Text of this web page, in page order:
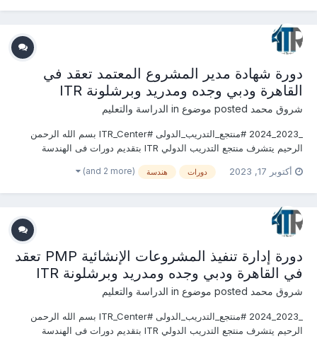
دورة شهادة مدير المشروع المعتمد تعقد في
القاهرة ودبي وجده ومدريد وبرشلونة ITR
شروق محمد الدراسة والتعليم
_2023_2024 #منتجع_التدريب_الدولى #ITR_Center بسم الله الرحمن
الرحيم يتشرف منتجع التدريب الدولي ITR بتقديم دورات فى الهندسة
يمكنكم التسجيل او الاستفسارعلى الدورة الان ............................
أكتوبر 17, 2023 دورات هندسة (and 2 more)
دورة إدارة تنفيذ المشروعات الإنشائية PMP تعقد
في القاهرة ودبي وجده ومدريد وبرشلونة ITR
شروق محمد الدراسة والتعليم
_2023_2024 #منتجع_التدريب_الدولى #ITR_Center بسم الله الرحمن
الرحيم يتشرف منتجع التدريب الدولي ITR بتقديم دورات فى الهندسة